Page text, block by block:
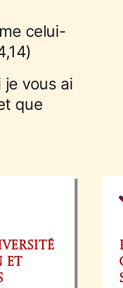
celui-
je vous ai
que
et